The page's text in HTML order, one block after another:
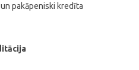
pakāpeniski kredīta